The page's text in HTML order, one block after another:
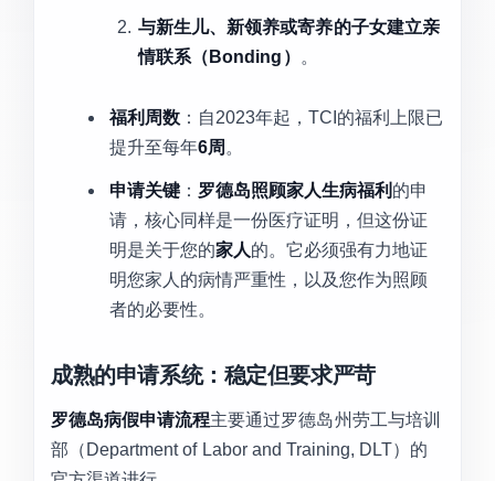
与新生儿、新领养或寄养的子女建立亲
情联系（Bonding）
。
福利周数：自2023年起，TCI的福利上限已
提升至每年6周 。
申请关键： 罗德岛照顾家人生病福利 的申
请，核心同样是一份医疗证明，但这份证
明是关于您的家人的。它必须强有力地证
明您家人的病情严重性，以及您作为照顾
者的必要性。
成熟的申请系统：稳定但要求严苛
罗德岛病假申请流程主要通过罗德岛州劳工与培训
部（Department of Labor and Training, DLT）的